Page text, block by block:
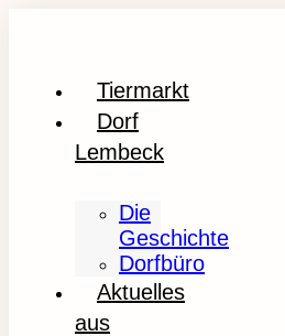
Tiermarkt
Dorf
Lembeck
Die
Geschichte
Dorfbüro
Aktuelles
aus